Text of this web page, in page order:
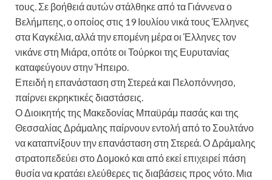
τους. Σε βοήθειά αυτών στάλθηκε από τα Γιάννενα ο
Βελήμπεης, ο οποίος στις 19 Ιουλίου νικά τους Έλληνες
στα Καγκέλια, αλλά την επομένη μέρα οι Έλληνες τον
νικάνε στη Μιάρα, οπότε οι Τούρκοι της Ευρυτανίας
καταφεύγουν στην Ήπειρο.
Επειδή η επανάσταση στη Στερεά και Πελοπόννησο,
παίρνει εκρηκτικές διαστάσεις.
Ο Διοικητής της Μακεδονίας Μπαϋράμ πασάς και της
Θεσσαλίας Δράμαλης παίρνουν εντολή από το Σουλτάνο
να καταπνίξουν την επανάσταση στη Στερεά. Ο Δράμαλης
στρατοπεδεύει στο Δομοκό και από εκεί επιχειρεί πάση
θυσία να κρατάει ελεύθερες τις διαβάσεις προς νότο. Μια